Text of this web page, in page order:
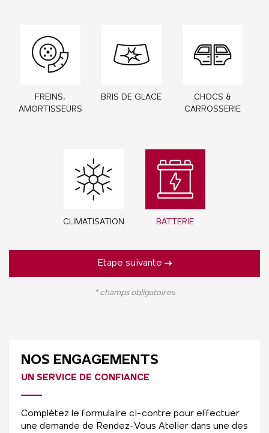
NOS ENGAGEMENTS
UN SERVICE DE CONFIANCE
Complétez le formulaire ci-contre pour effectuer
une demande de Rendez-Vous Atelier dans une des
FREINS,
AMORTISSEURS
BRIS DE GLACE
CHOCS &
CARROSSERIE
CLIMATISATION BATTERIE
Etape suivante
* champs obligatoires